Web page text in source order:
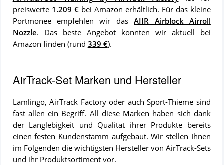
preiswerte 1.209 €bei Amazon erhältlich. Für das kleine
Portmonee empfehlen wir dasAIIR Airblock Airroll
Nozzle. Das beste Angebot konnten wir aktuell bei
Amazon finden (rund 339 €).
AirTrack-Set Marken und Hersteller
Lamlingo, AirTrack Factory oder auch Sport-Thieme sind
fast allen ein Begriff. All diese Marken haben sich dank
der Langlebigkeit und Qualität ihrer Produkte bereits
einen festen Kundenstamm aufgebaut. Wir stellen Ihnen
im Folgenden die wichtigsten Hersteller von AirTrack-Sets
und ihr Produktsortiment vor.